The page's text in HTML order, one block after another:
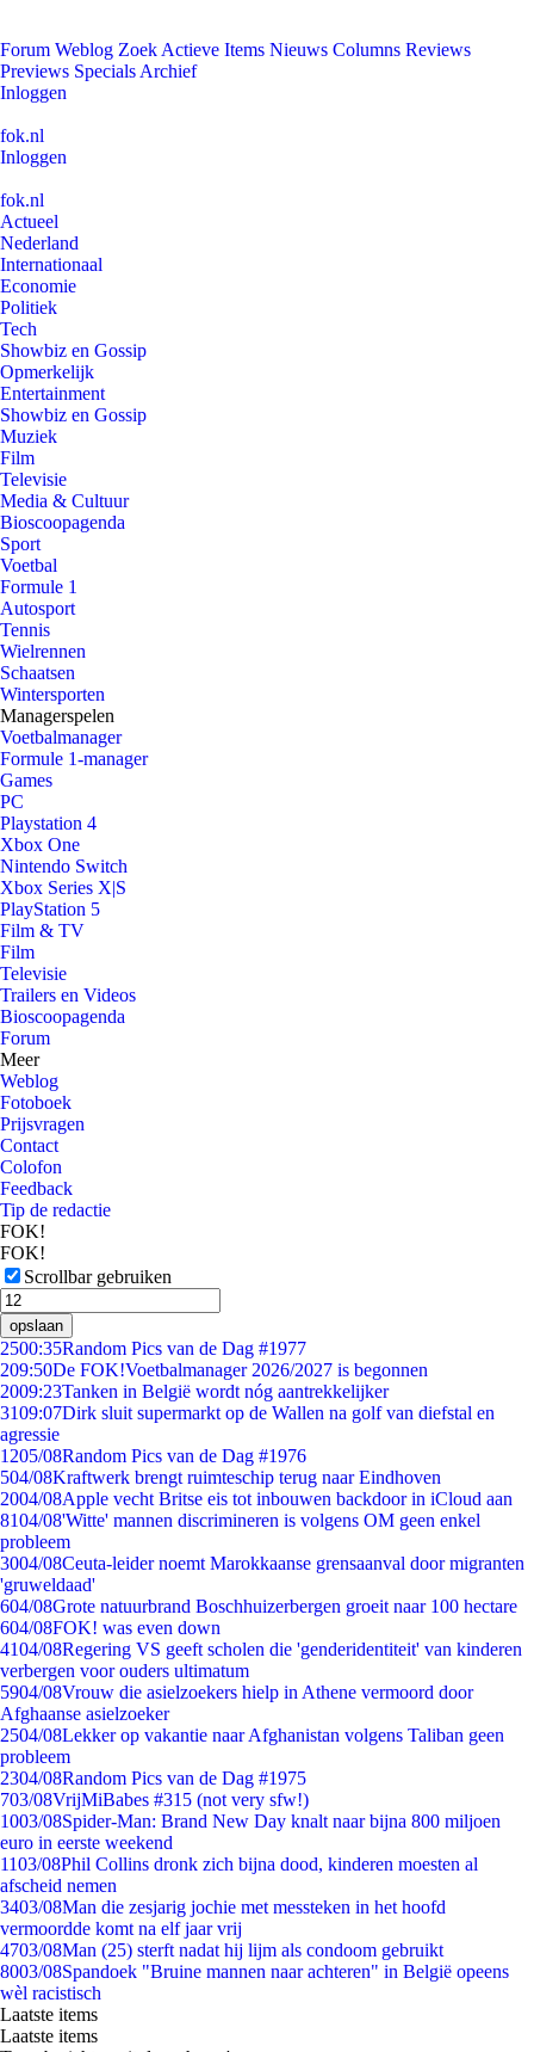
Forum Weblog Zoek Actieve Items Nieuws Columns Reviews
Previews Specials Archief
Inloggen
fok.nl
Inloggen
fok.nl
Actueel
Nederland
Internationaal
Economie
Politiek
Tech
Showbiz en Gossip
Opmerkelijk
Entertainment
Showbiz en Gossip
Muziek
Film
Televisie
Media & Cultuur
Bioscoopagenda
Sport
Voetbal
Formule 1
Autosport
Tennis
Wielrennen
Schaatsen
Wintersporten
Managerspelen
Voetbalmanager
Formule 1-manager
Games
PC
Playstation 4
Xbox One
Nintendo Switch
Xbox Series X|S
PlayStation 5
Film & TV
Film
Televisie
Trailers en Videos
Bioscoopagenda
Forum
Meer
Weblog
Fotoboek
Prijsvragen
Contact
Colofon
Feedback
Tip de redactie
FOK!
FOK!
Scrollbar gebruiken
opslaan
2500:35Random Pics van de Dag #1977
209:50De FOK!Voetbalmanager 2026/2027 is begonnen
2009:23Tanken in België wordt nóg aantrekkelijker
3109:07Dirk sluit supermarkt op de Wallen na golf van diefstal en
agressie
1205/08Random Pics van de Dag #1976
504/08Kraftwerk brengt ruimteschip terug naar Eindhoven
2004/08Apple vecht Britse eis tot inbouwen backdoor in iCloud aan
8104/08'Witte' mannen discrimineren is volgens OM geen enkel
probleem
3004/08Ceuta-leider noemt Marokkaanse grensaanval door migranten
'gruweldaad'
604/08Grote natuurbrand Boschhuizerbergen groeit naar 100 hectare
604/08FOK! was even down
4104/08Regering VS geeft scholen die 'genderidentiteit' van kinderen
verbergen voor ouders ultimatum
5904/08Vrouw die asielzoekers hielp in Athene vermoord door
Afghaanse asielzoeker
2504/08Lekker op vakantie naar Afghanistan volgens Taliban geen
probleem
2304/08Random Pics van de Dag #1975
703/08VrijMiBabes #315 (not very sfw!)
1003/08Spider-Man: Brand New Day knalt naar bijna 800 miljoen
euro in eerste weekend
1103/08Phil Collins dronk zich bijna dood, kinderen moesten al
afscheid nemen
3403/08Man die zesjarig jochie met messteken in het hoofd
vermoordde komt na elf jaar vrij
4703/08Man (25) sterft nadat hij lijm als condoom gebruikt
8003/08Spandoek "Bruine mannen naar achteren" in België opeens
wèl racistisch
Laatste items
Laatste items